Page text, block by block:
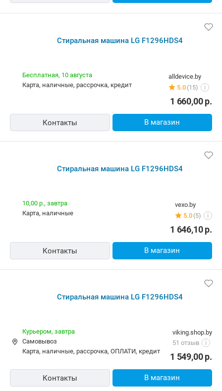
Стиральная машина LG F1296HDS4
alldevice.by
5.0 (15) i
Бесплатная, 10 августа
карта, наличные, рассрочка, кредит
1 660,00р.
Контакты В магазин
Стиральная машина LG F1296HDS4
vexo.by
5.0 (5) i
10,00 р., завтра
карта, наличные
1 646,10р.
Контакты В магазин
Стиральная машина LG F1296HDS4
viking.shop.by
51 отзыв
i
Курьером, завтра
Самовывоз
карта, наличные, рассрочка, ОПЛАТИ, кредит
1 549,00р.
Контакты В магазин